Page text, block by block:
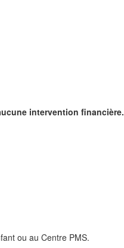
intervention financière.
ou au Centre PMS.